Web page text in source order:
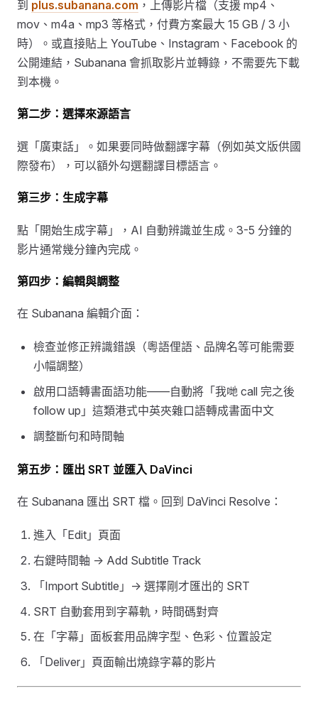
到 plus.subanana.com ，上傳影片檔（支援 mp4、
mov、m4a、mp3 等格式，付費方案最大 15 GB / 3 小
時）。或直接貼上 YouTube、Instagram、Facebook 的
公開連結，Subanana 會抓取影片並轉錄，不需要先下載
到本機。
第二步：選擇來源語言
選「廣東話」。如果要同時做翻譯字幕（例如英文版供國
際發布），可以額外勾選翻譯目標語言。
第三步：生成字幕
點「開始生成字幕」，AI 自動辨識並生成。3-5 分鐘的
影片通常幾分鐘內完成。
第四步：編輯與調整
在 Subanana 編輯介面：
檢查並修正辨識錯誤（粵語俚語、品牌名等可能需要
小幅調整）
啟用口語轉書面語功能——自動將「我哋 call 完之後
follow up」這類港式中英夾雜口語轉成書面中文
調整斷句和時間軸
第五步：匯出 SRT 並匯入 DaVinci
在 Subanana 匯出 SRT 檔。回到 DaVinci Resolve：
進入「Edit」頁面
右鍵時間軸 → Add Subtitle Track
「Import Subtitle」→ 選擇剛才匯出的 SRT
SRT 自動套用到字幕軌，時間碼對齊
在「字幕」面板套用品牌字型、色彩、位置設定
「Deliver」頁面輸出燒錄字幕的影片